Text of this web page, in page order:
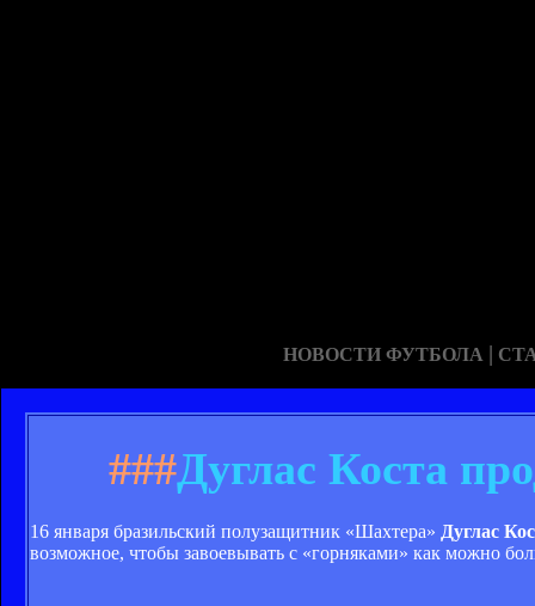
НОВОСТИ ФУТБОЛА |
###Дуглас Коста
16 января бразильский полузащитник «Шахтера» Дуглас
возможное, чтобы завоевывать с «горняками» как можно